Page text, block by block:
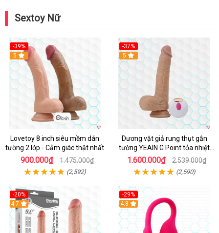
Sextoy Nữ
-39%
Hot
5
Lovetoy 8 inch siêu mềm dán
tường 2 lớp - Cảm giác thật nhất
900.000₫ 1.475.000₫
(2,592)
-37%
5
Dương vật giả rung thụt gắn
tường YEAIN G Point tỏa nhiệt
điều khiển từ xa
1.600.000₫ 2.539.000₫
(2,590)
-20%
Hot
4.7
-29%
Hot
4.8